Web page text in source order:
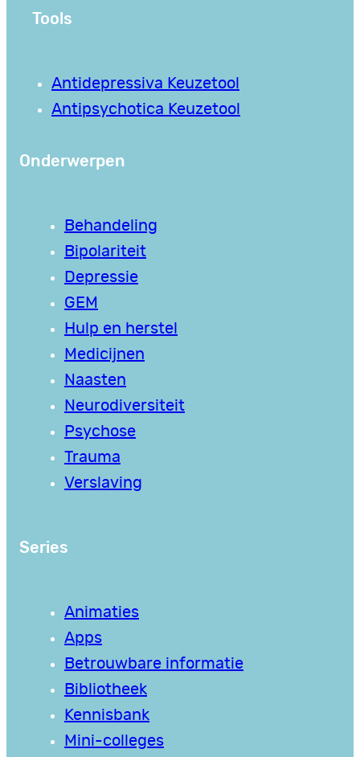
Tools
Antidepressiva Keuzetool
Antipsychotica Keuzetool
Onderwerpen
Behandeling
Bipolariteit
Depressie
GEM
Hulp en herstel
Medicijnen
Naasten
Neurodiversiteit
Psychose
Trauma
Verslaving
Series
Animaties
Apps
Betrouwbare informatie
Bibliotheek
Kennisbank
Mini-colleges